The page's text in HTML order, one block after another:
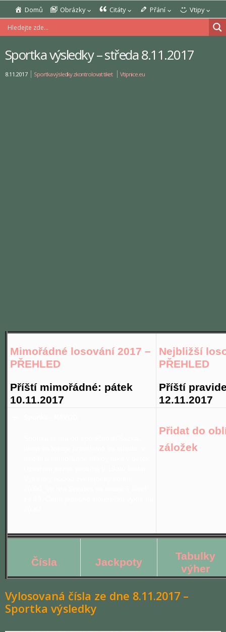
Domů Obrázky Citáty Přání Vtipy
Sportka výsledky – středa 8.11.2017
8.11.2017 Sportka výsledky zkontrolovat tiket Vtipnice.eu
Mimořádné losování 2017 –
PŘEHLED
Příští mimořádné: pátek
10.11.2017
Nejbližší
PŘEHLED
Příští
12.11.2017
Přidat do
záložek
Čísla Jackpoty
Tabulky
výher
Vylosovaná čísla ze dne 8.11.2017 –
Sportka výsledky